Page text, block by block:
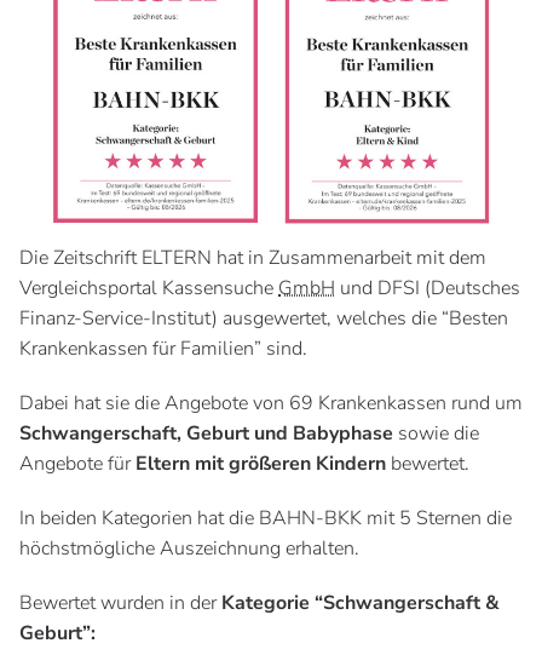
Die Zeitschrift ELTERN hat in Zusammenarbeit mit dem
Vergleichsportal KassensucheGmbH und DFSI (Deutsches
Finanz-Service-Institut) ausgewertet, welches die “Besten
Krankenkassen für Familien” sind.
Dabei hat sie die Angebote von 69 Krankenkassen rund um
Schwangerschaft, Geburt und Babyphase sowie die
Angebote fürEltern mit größeren Kindern bewertet.
In beiden Kategorien hat die BAHN-BKK mit 5 Sternen die
höchstmögliche Auszeichnung erhalten.
Bewertet wurden in derKategorie “Schwangerschaft &
Geburt”: